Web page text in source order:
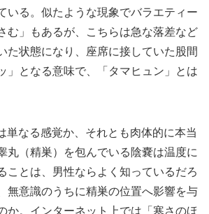
いる。似たような現象でバラエティー
む」もあるが、こちらは急な落差など
た状態になり、座席に接していた股間
」となる意味で、「タマヒュン」とは
なる感覚か、それとも肉体的に本当
丸（精巣）を包んでいる陰嚢は温度に
ことは、男性ならよく知っているだろ
無意識のうちに精巣の位置へ影響を与
か。インターネット上では「寒さのほ